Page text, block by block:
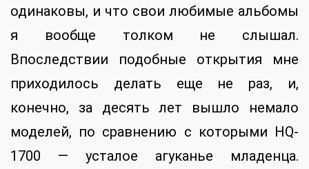
одинаковы, и что свои любимые альбомы
я вообще толком не слышал.
Впоследствии подобные открытия мне
приходилось делать еще не раз, и,
конечно, за десять лет вышло немало
моделей, по сравнению с которыми HQ-
1700 — усталое агуканье младенца.